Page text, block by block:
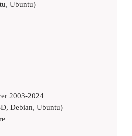
Ubuntu)
2003-2024
Debian, Ubuntu)